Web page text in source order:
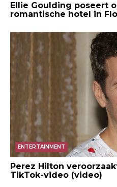
Ellie Goulding poseert
romantische hotel in
ENTERTAINMENT
Perez Hilton
TikTok-video (video)